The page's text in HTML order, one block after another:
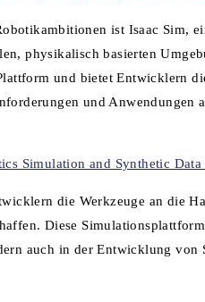
ist Isaac Sim,
physikalisch basierten
und bietet Entwicklern
und Anwendungen
Simulation and Synthetic
die Werkzeuge an die
Diese
auch in der Entwicklung